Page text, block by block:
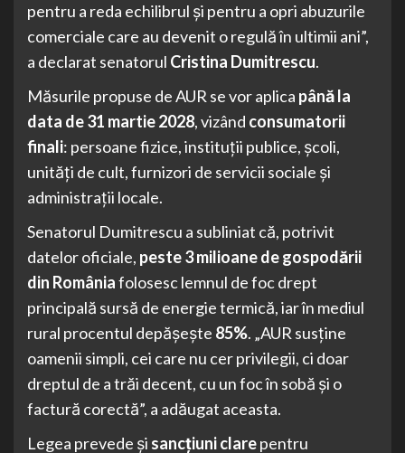
pentru a reda echilibrul și pentru a opri abuzurile
comerciale care au devenit o regulă în ultimii ani”,
a declarat senatorul Cristina Dumitrescu.
Măsurile propuse de AUR se vor aplica până la
data de 31 martie 2028, vizând consumatorii
finali: persoane fizice, instituții publice, școli,
unități de cult, furnizori de servicii sociale și
administrații locale.
Senatorul Dumitrescu a subliniat că, potrivit
datelor oficiale, peste 3 milioane de gospodării
din Româniafolosesc lemnul de foc drept
principală sursă de energie termică, iar în mediul
rural procentul depășește 85%. „AUR susține
oamenii simpli, cei care nu cer privilegii, ci doar
dreptul de a trăi decent, cu un foc în sobă și o
factură corectă”, a adăugat aceasta.
Legea prevede și sancțiuni clarepentru